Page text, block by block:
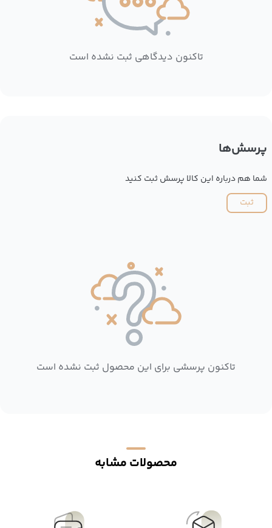
تاکنون دیدگاهی ثبت نشده است
پرسش‌ها
شما هم درباره این کالا پرسش ثبت کنید
ثبت
تاکنون پرسشی برای این محصول ثبت نشده است
محصولات مشابه